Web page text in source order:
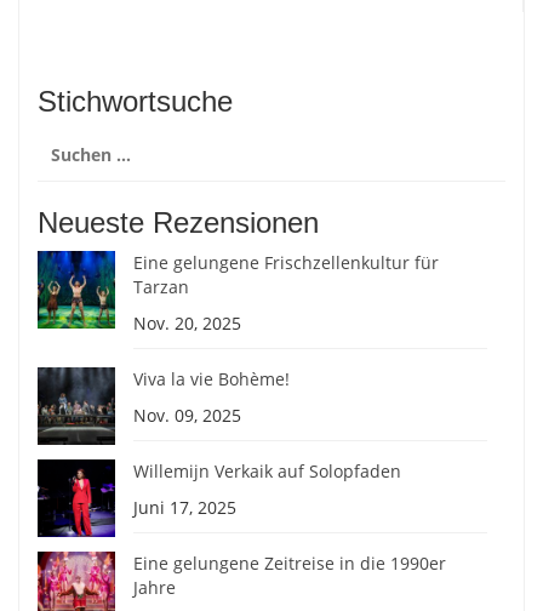
Stichwortsuche
nach:
Neueste Rezensionen
Eine gelungene Frischzellenkultur für
Tarzan
Nov. 20, 2025
Viva la vie Bohème!
Nov. 09, 2025
Willemijn Verkaik auf Solopfaden
Juni 17, 2025
Eine gelungene Zeitreise in die 1990er
Jahre